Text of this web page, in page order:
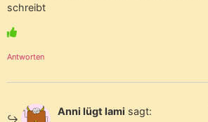
schreibt
Antworten
Anni lügt lami sagt: